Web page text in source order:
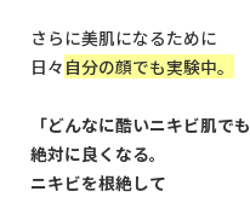
さらに美肌になるために
日々 自分の顔でも実験中。
「どんなに酷いニキビ肌でも
絶対に良くなる。
ニキビを根絶して